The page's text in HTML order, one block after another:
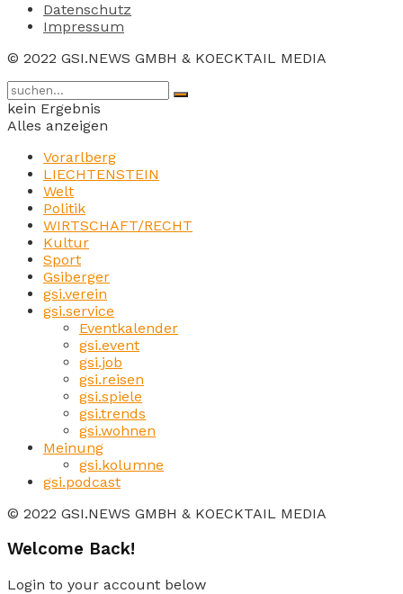
Datenschutz
Impressum
© 2022 GSI.NEWS GMBH & KOECKTAIL MEDIA
kein Ergebnis
Alles anzeigen
Vorarlberg
LIECHTENSTEIN
Welt
Politik
WIRTSCHAFT/RECHT
Kultur
Sport
Gsiberger
gsi.verein
gsi.service
Eventkalender
gsi.event
gsi.job
gsi.reisen
gsi.spiele
gsi.trends
gsi.wohnen
Meinung
gsi.kolumne
gsi.podcast
© 2022 GSI.NEWS GMBH & KOECKTAIL MEDIA
Welcome Back!
Login to your account below